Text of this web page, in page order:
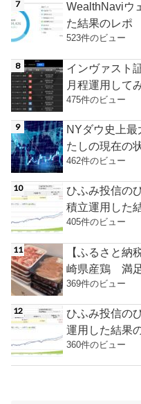
WealthNaviウ
た結果のレポ
523件のビュー
インヴァスト
月程運用して
475件のビュー
NYダウ史上最
たしの現在の
462件のビュー
ひふみ投信の
積立運用した
405件のビュー
【ふるさと納
崎県産鶏 満
369件のビュー
ひふみ投信の
運用した結果
360件のビュー